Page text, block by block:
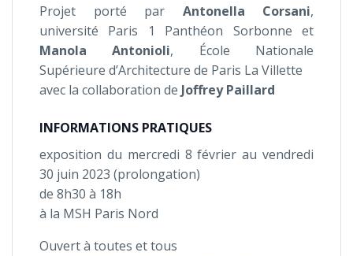
Projet porté par Antonella Corsani,
université Paris 1 Panthéon Sorbonne et
Manola Antonioli, École Nationale
Supérieure d’Architecture de Paris La Villette
avec la collaboration de Joffrey Paillard
INFORMATIONS PRATIQUES
exposition du mercredi 8 février au vendredi
30 juin 2023 (prolongation)
de 8h30 à 18h
à la MSH Paris Nord
Ouvert à toutes et tous